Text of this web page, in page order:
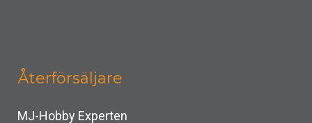
Återförsäljare
MJ-Hobby Experten